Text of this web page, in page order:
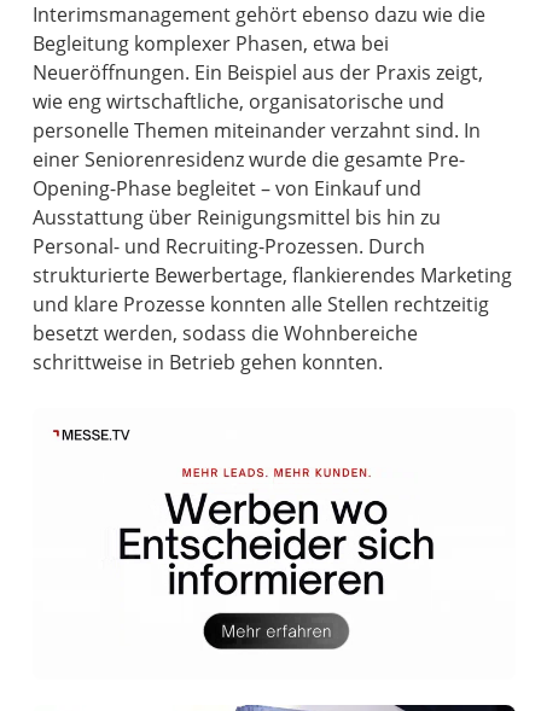
Interimsmanagement gehört ebenso dazu wie die
Begleitung komplexer Phasen, etwa bei
Neueröffnungen. Ein Beispiel aus der Praxis zeigt,
wie eng wirtschaftliche, organisatorische und
personelle Themen miteinander verzahnt sind. In
einer Seniorenresidenz wurde die gesamte Pre-
Opening-Phase begleitet – von Einkauf und
Ausstattung über Reinigungsmittel bis hin zu
Personal- und Recruiting-Prozessen. Durch
strukturierte Bewerbertage, flankierendes Marketing
und klare Prozesse konnten alle Stellen rechtzeitig
besetzt werden, sodass die Wohnbereiche
schrittweise in Betrieb gehen konnten.